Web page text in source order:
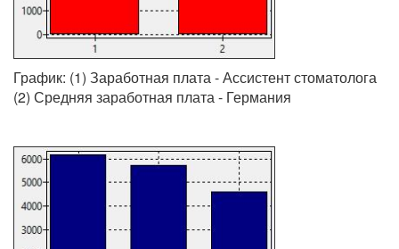
График: (1) Заработная плата - Ассистент стоматолога
(2) Средняя заработная плата - Германия